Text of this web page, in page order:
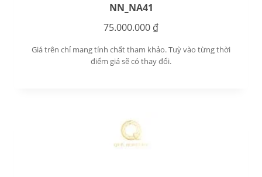
NN_NA41
75.000.000 ₫
Giá trên chỉ mang tính chất tham khảo. Tuỳ vào từng thời
điểm giá sẽ có thay đổi.